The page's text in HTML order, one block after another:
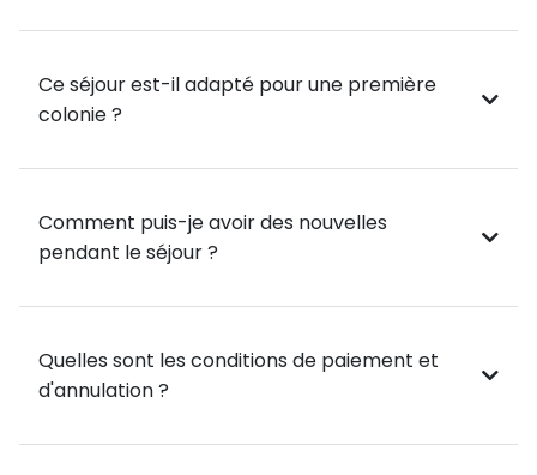
🌟 Offrez à votre enfant un été inoubliable entre
lacs, montagnes et mer Adriatique ! 🌊🏕️
Ce séjour est-il adapté pour une première
colonie ?
Comment puis-je avoir des nouvelles
pendant le séjour ?
Quelles sont les conditions de paiement et
d'annulation ?